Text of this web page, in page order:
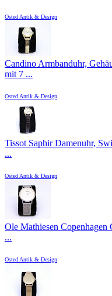
Osted Antik & Design
Candino Armbanduhr,
mit 7 ...
Osted Antik & Design
Tissot Saphir Damenuhr,
...
Osted Antik & Design
Ole Mathiesen
...
Osted Antik & Design